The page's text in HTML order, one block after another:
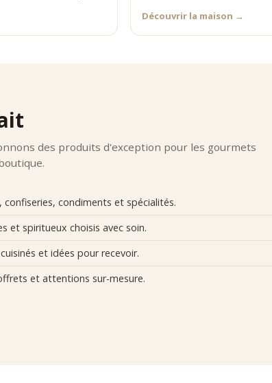
Découvrir la maison →
des produits d'exception pour les gourmets
condiments et spécialités.
et spiritueux choisis avec soin.
et idées pour recevoir.
et attentions sur-mesure.